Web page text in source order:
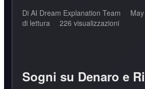
Di AI Dream Explanation Team
di lettura
226 visualizzazioni
Sogni su Denaro e